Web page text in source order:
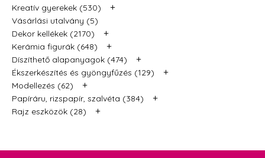
Kreatív gyerekek (530) +
Vásárlási utalvány (5)
Dekor kellékek (2170)
+
Kerámia figurák (648) +
Díszíthető alapanyagok (474) +
Ékszerkészítés és gyöngyfűzés (129) +
Modellezés (62) +
Papíráru, rizspapír, szalvéta (384) +
Rajz eszközök (28) +